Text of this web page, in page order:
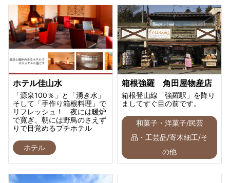
ホテル佳山水
「源泉100％」と「湧き水」
そして「手作り箱根料理」で
リフレッシュ！ 夜には暖炉
で寛ぎ、朝には野鳥のさえず
りで目覚めるプチホテル
ホテル
箱根強羅 角田屋物産店
箱根登山線「強羅駅」を降り
ましてすぐ目の前です。
和菓子・洋菓子/民芸
品・工芸品/寄木細工/そ
の他